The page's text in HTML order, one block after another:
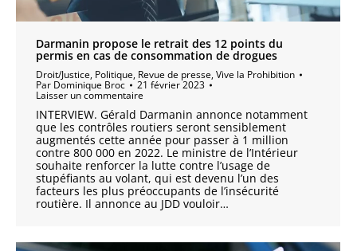
Darmanin propose le retrait des 12 points du
permis en cas de consommation de drogues
Droit/Justice, Politique, Revue de presse,Vive la Prohibition
Par Dominique Broc 21 février 2023
Laisser un commentaire
INTERVIEW. Gérald Darmanin annonce notamment
que les contrôles routiers seront sensiblement
augmentés cette année pour passer à 1 million
contre 800 000 en 2022. Le ministre de l’Intérieur
souhaite renforcer la lutte contre l’usage de
stupéfiants au volant, qui est devenu l’un des
facteurs les plus préoccupants de l’insécurité
routière. Il annonce au JDD vouloir…